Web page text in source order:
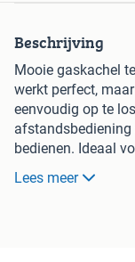
Beschrijving
Mooie gaskachel
werkt perfect,
eenvoudig op te
bedienen. Ideaal
functionele
Lees meer